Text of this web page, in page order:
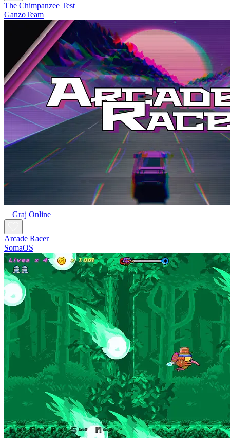
The Chimpanzee Test
GanzoTeam
Graj Online
Arcade Racer
SomaOS